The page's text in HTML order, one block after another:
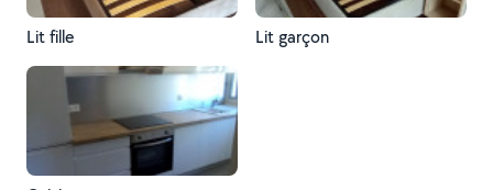
Lit fille Lit garçon